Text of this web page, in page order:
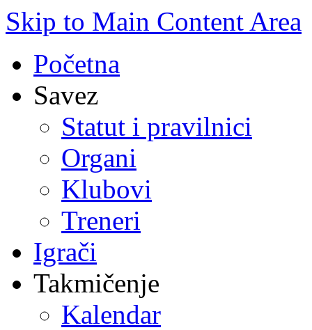
Skip to Main Content Area
Početna
Savez
Statut i pravilnici
Organi
Klubovi
Treneri
Igrači
Takmičenje
Kalendar